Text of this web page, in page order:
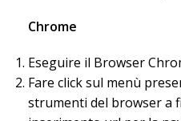
Chrome
Eseguire il Browser
Fare click sul menù
strumenti del browser a